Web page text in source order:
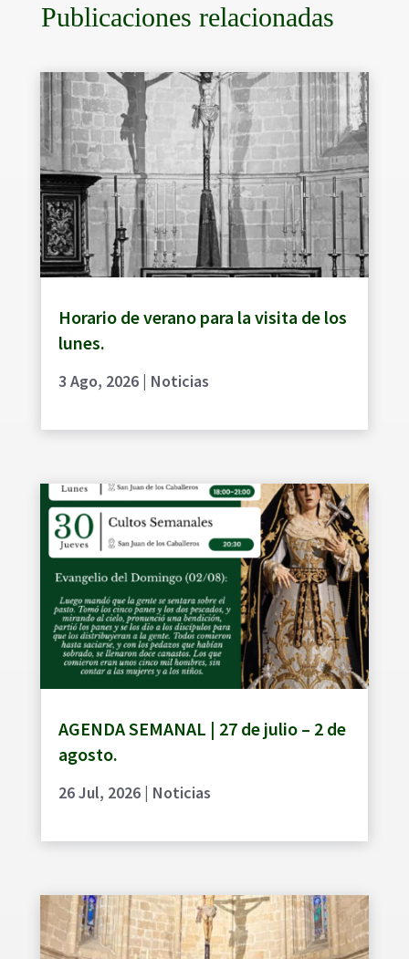
Publicaciones relacionadas
Horario de verano para la visita de los
lunes.
3 Ago, 2026| Noticias
AGENDA SEMANAL | 27 de julio – 2 de
agosto.
26 Jul, 2026| Noticias